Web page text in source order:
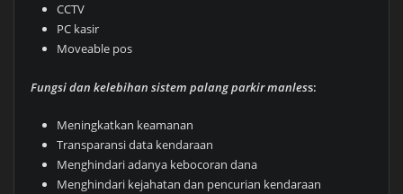
CCTV
PC kasir
Moveable pos
Fungsi dan kelebihan sistem palang parkir manless:
Meningkatkan keamanan
Transparansi data kendaraan
Menghindari adanya kebocoran dana
Menghindari kejahatan dan pencurian kendaraan